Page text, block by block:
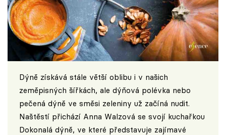
Dýně získává stále větší oblibu i v našich
zeměpisných šířkách, ale dýňová polévka nebo
pečená dýně ve směsi zeleniny už začíná nudit.
Naštěstí přichází Anna Walzová se svojí kuchařkou
Dokonalá dýně, ve které představuje zajímavé